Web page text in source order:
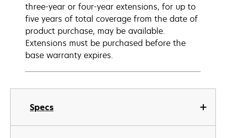
Specs
three-year or four-year extensions, for up to
five years of total coverage from the date of
product purchase, may be available.
Extensions must be purchased before the
base warranty expires.